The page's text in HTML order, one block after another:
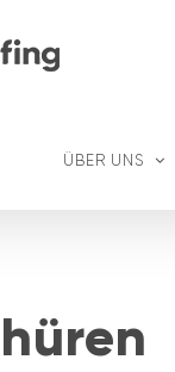
ÜBER UNS